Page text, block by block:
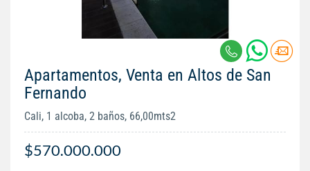
Apartamentos, Venta en Altos de San
Fernando
Cali, 1 alcoba, 2 baños, 66,00mts2
$570.000.000